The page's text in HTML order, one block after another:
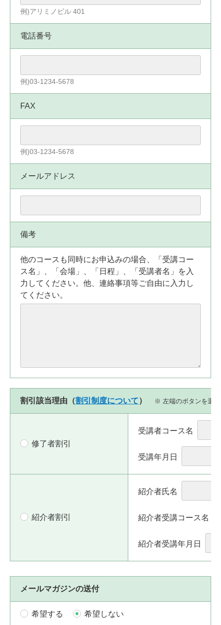
例)アリミノビル 401
電話番号
例)03-1234-5678
FAX
例)03-1234-5678
メールアドレス
備考
他のコースも同時にお申込みの場合、「受講コー
ス名」、「会場」、「日程」、「受講者名」を入
力してください。他、連絡事項等ご自由に入力し
てください。
割引該当理由（割引制度について） ※ 左端のボタンを選
修了者割引
受講者コース名
受講年月日
紹介者割引
紹介者氏名
紹介者受講コース名
紹介者受講年月日
メールマガジンの送付
希望する 希望しない